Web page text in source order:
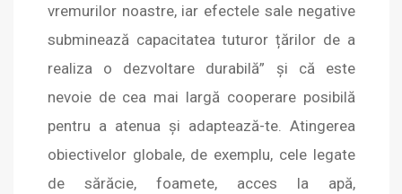
vremurilor noastre, iar efectele sale negative
subminează capacitatea tuturor țărilor de a
realiza o dezvoltare durabilă” și că este
nevoie de cea mai largă cooperare posibilă
pentru a atenua și adaptează-te. Atingerea
obiectivelor globale, de exemplu, cele legate
de sărăcie, foamete, acces la apă,